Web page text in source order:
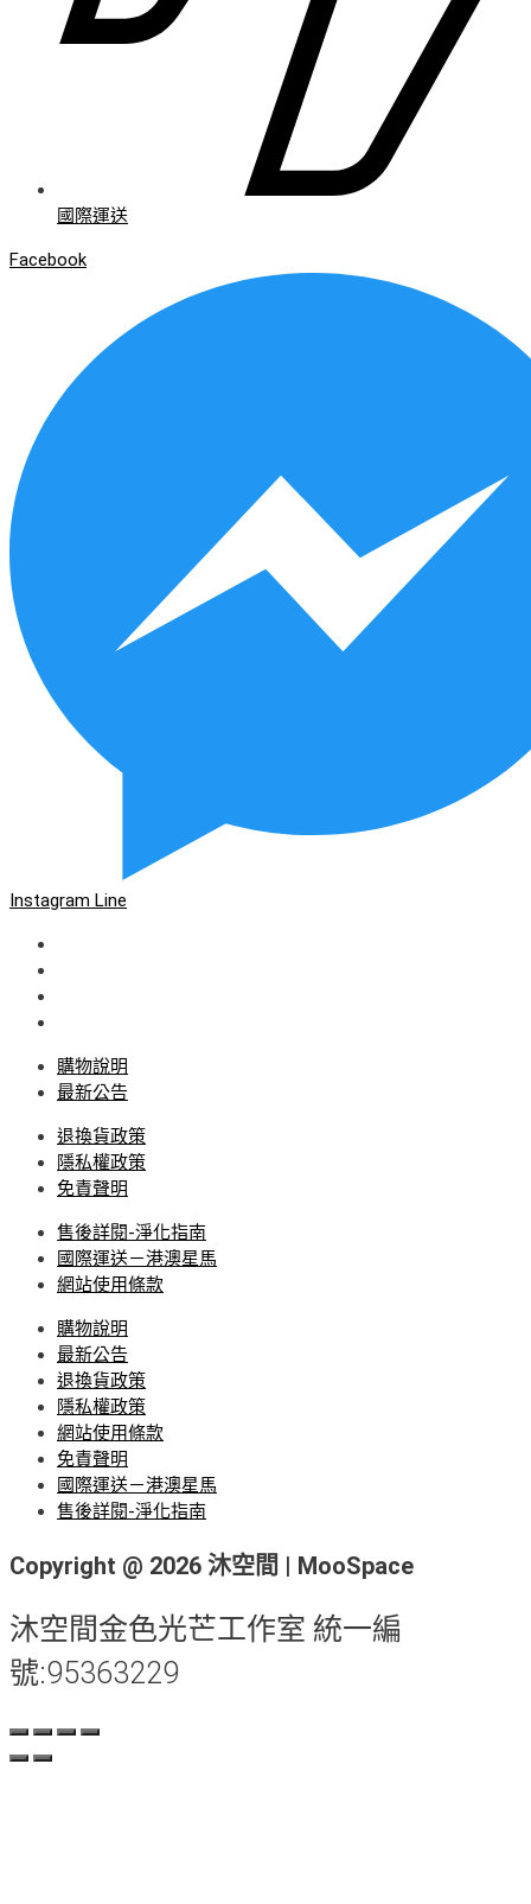
國際運送
Facebook
Instagram Line
購物說明
最新公告
退換貨政策
隱私權政策
免責聲明
售後詳閱-淨化指南
國際運送－港澳星馬
網站使用條款
購物說明
最新公告
退換貨政策
隱私權政策
網站使用條款
免責聲明
國際運送－港澳星馬
售後詳閱-淨化指南
Copyright @ 2026 沐空間 | MooSpace
沐空間金色光芒工作室 統一編
號:95363229